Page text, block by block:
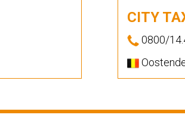
CITY
0800/